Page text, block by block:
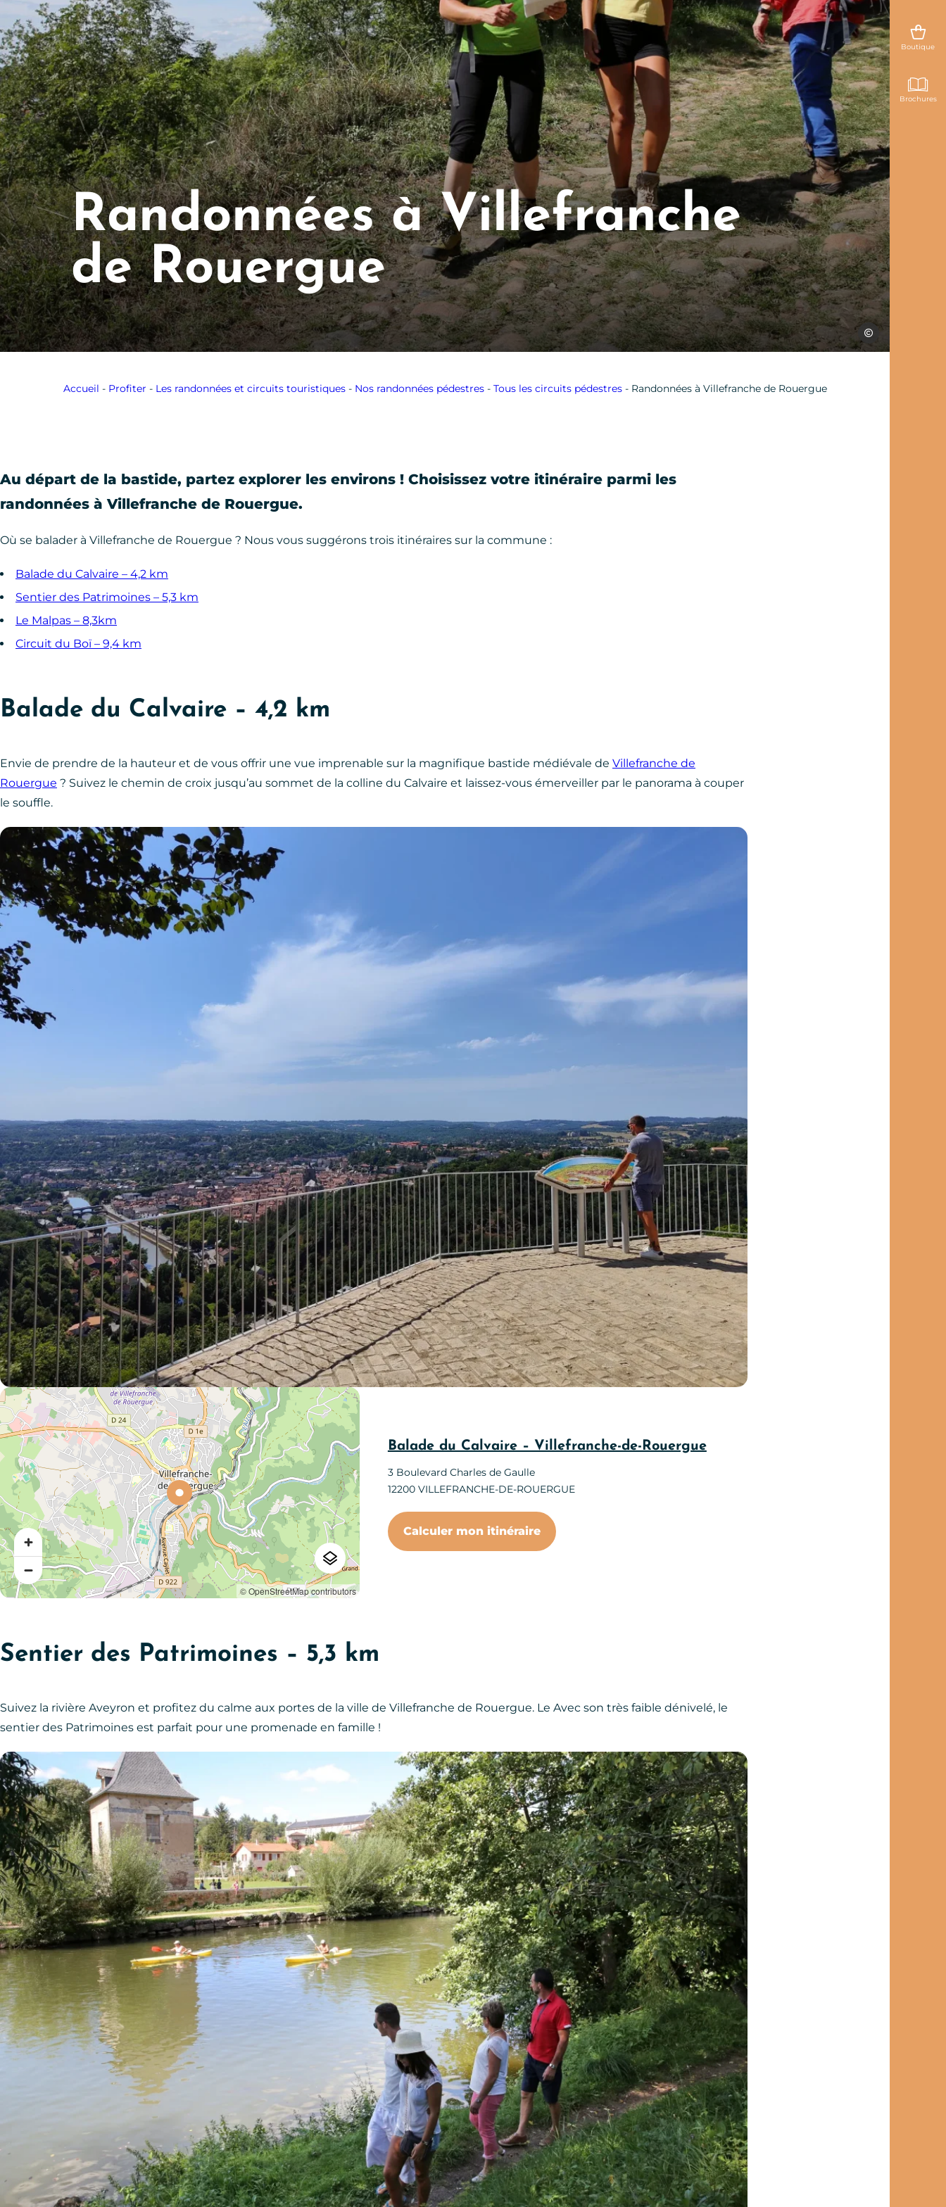
Jérôme Morel
Randonnées à Villefranche
de Rouergue
Accueil - Profiter - Les randonnées et circuits touristiques- Nos randonnées pédestres- Tous les circuits pédestres- Randonnées à Villefranche de Rouergue
Boutique
Brochures
Au départ de la bastide, partez explorer les environs ! Choisissez votre itinéraire parmi les
randonnées à Villefranche de Rouergue.
Où se balader à Villefranche de Rouergue ? Nous vous suggérons trois itinéraires sur la commune :
Balade du Calvaire – 4,2 km
Sentier des Patrimoines – 5,3 km
Le Malpas – 8,3km
Circuit du Boï – 9,4 km
Balade du Calvaire – 4,2 km
Envie de prendre de la hauteur et de vous offrir une vue imprenable sur la magnifique bastide médiévale de Villefranche de
Rouergue ? Suivez le chemin de croix jusqu’au sommet de la colline du Calvaire et laissez-vous émerveiller par le panorama à couper
le souffle.
© OpenStreetMap contributors
Balade du Calvaire – Villefranche-de-Rouergue
3 Boulevard Charles de Gaulle
12200 VILLEFRANCHE-DE-ROUERGUE
Calculer mon itinéraire
Sentier des Patrimoines – 5,3 km
Suivez la rivière Aveyron et profitez du calme aux portes de la ville de Villefranche de Rouergue. Le Avec son très faible dénivelé, le
sentier des Patrimoines est parfait pour une promenade en famille !